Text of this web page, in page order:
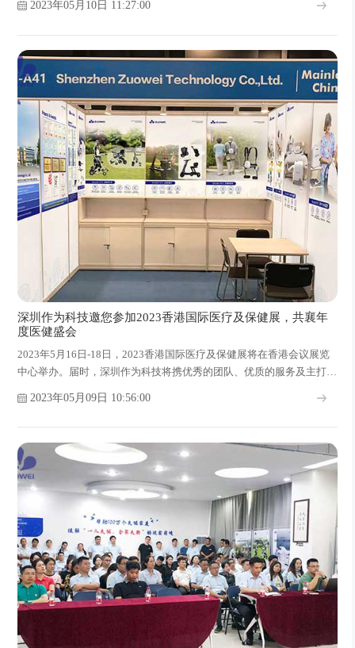
2023年05月10日 11:27:00
深圳作为科技邀您参加2023香港国际医疗及保健展，共襄年
度医健盛会
2023年5月16日-18日，2023香港国际医疗及保健展将在香港会议展览
中心举办。届时，深圳作为科技将携优秀的团队、优质的服务及主打产
谈交流！
2023年05月09日 10:56:00